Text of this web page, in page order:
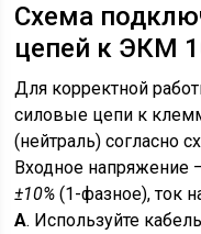
Схема
цепей к ЭКМ
Для корректной
силовые цепи к
(нейтраль) согласно
Входное напряжение
±10% (1-фазное), ток
А. Используйте